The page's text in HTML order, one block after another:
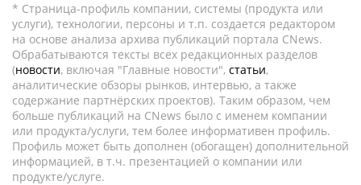
* Страница-профиль компании, системы (продукта или
услуги), технологии, персоны и т.п. создается редактором
на основе анализа архива публикаций портала CNews.
Обрабатываются тексты всех редакционных разделов
(новости, включая "Главные новости", статьи,
аналитические обзоры рынков, интервью, а также
содержание партнёрских проектов). Таким образом, чем
больше публикаций на CNews было с именем компании
или продукта/услуги, тем более информативен профиль.
Профиль может быть дополнен (обогащен) дополнительной
информацией, в т.ч. презентацией о компании или
продукте/услуге.